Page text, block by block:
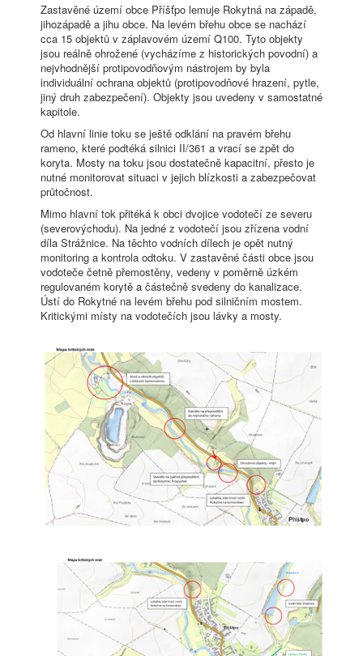
Zastavěné území obce Příšťpo lemuje Rokytná na západě,
jihozápadě a jihu obce. Na levém břehu obce se nachází
cca 15 objektů v záplavovém území Q100. Tyto objekty
jsou reálně ohrožené (vycházíme z historických povodní) a
nejvhodnější protipovodňovým nástrojem by byla
individuální ochrana objektů (protipovodňové hrazení, pytle,
jiný druh zabezpečení). Objekty jsou uvedeny v samostatné
kapitole.
Od hlavní linie toku se ještě odklání na pravém břehu
rameno, které podtéká silnici II/361 a vrací se zpět do
koryta. Mosty na toku jsou dostatečně kapacitní, přesto je
nutné monitorovat situaci v jejich blízkosti a zabezpečovat
průtočnost.
Mimo hlavní tok přitéká k obci dvojice vodotečí ze severu
(severovýchodu). Na jedné z vodotečí jsou zřízena vodní
díla Strážnice. Na těchto vodních dílech je opět nutný
monitoring a kontrola odtoku. V zastavěné části obce jsou
vodoteče četně přemostěny, vedeny v poměrně úzkém
regulovaném korytě a částečně svedeny do kanalizace.
Ústí do Rokytné na levém břehu pod silničním mostem.
Kritickými místy na vodotečích jsou lávky a mosty.